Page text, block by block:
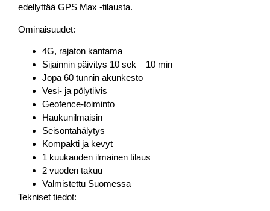
edellyttää GPS Max -tilausta.
Ominaisuudet:
4G, rajaton kantama
Sijainnin päivitys 10 sek – 10 min
Jopa 60 tunnin akunkesto
Vesi- ja pölytiivis
Geofence-toiminto
Haukunilmaisin
Seisontahälytys
Kompakti ja kevyt
1 kuukauden ilmainen tilaus
2 vuoden takuu
Valmistettu Suomessa
Tekniset tiedot: